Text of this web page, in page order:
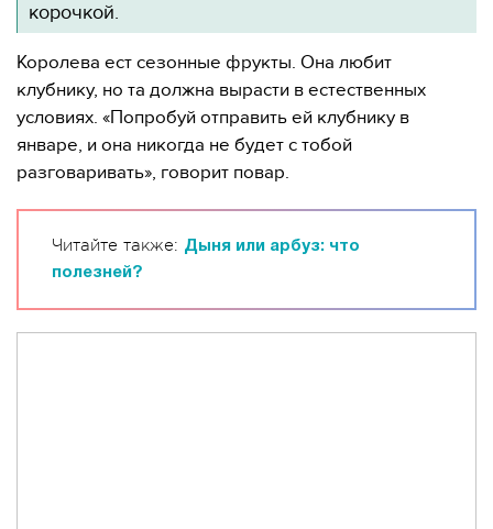
корочкой.
Королева ест сезонные фрукты. Она любит
клубнику, но та должна вырасти в естественных
условиях. «Попробуй отправить ей клубнику в
январе, и она никогда не будет с тобой
разговаривать», говорит повар.
Читайте также: Дыня или арбуз: что
полезней?